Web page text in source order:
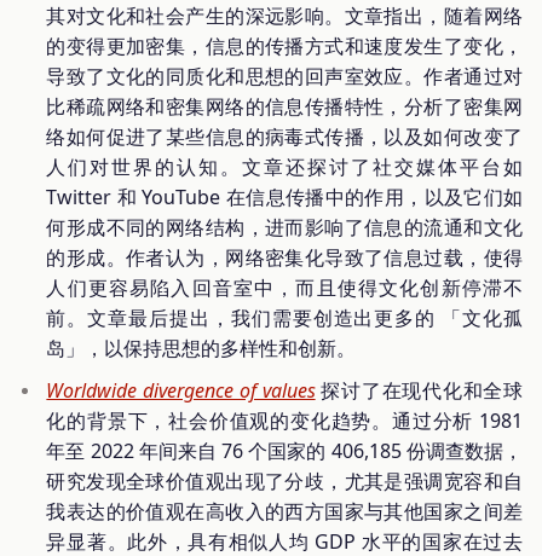
其对文化和社会产生的深远影响。文章指出，随着网络
的变得更加密集，信息的传播方式和速度发生了变化，
导致了文化的同质化和思想的回声室效应。作者通过对
比稀疏网络和密集网络的信息传播特性，分析了密集网
络如何促进了某些信息的病毒式传播，以及如何改变了
人们对世界的认知。文章还探讨了社交媒体平台如
Twitter 和 YouTube 在信息传播中的作用，以及它们如
何形成不同的网络结构，进而影响了信息的流通和文化
的形成。作者认为，网络密集化导致了信息过载，使得
人们更容易陷入回音室中，而且使得文化创新停滞不
前。文章最后提出，我们需要创造出更多的 「文化孤
岛」，以保持思想的多样性和创新。
Worldwide divergence of values探讨了在现代化和全球
化的背景下，社会价值观的变化趋势。通过分析 1981
年至 2022 年间来自 76 个国家的 406,185 份调查数据，
研究发现全球价值观出现了分歧，尤其是强调宽容和自
我表达的价值观在高收入的西方国家与其他国家之间差
异显著。此外，具有相似人均 GDP 水平的国家在过去